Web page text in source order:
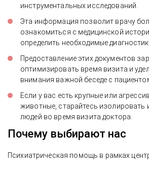
инструментальных исследований.
Эта информация позволит врачу
ознакомиться с медицинской
определить необходимые
Предоставление этих документов
оптимизировать время визита и
внимания важной беседе с
Если у вас есть крупные или
животные, старайтесь изолировать
людей во время визита доктора.
Почему выбирают нас
Психиатрическая помощь в рамках